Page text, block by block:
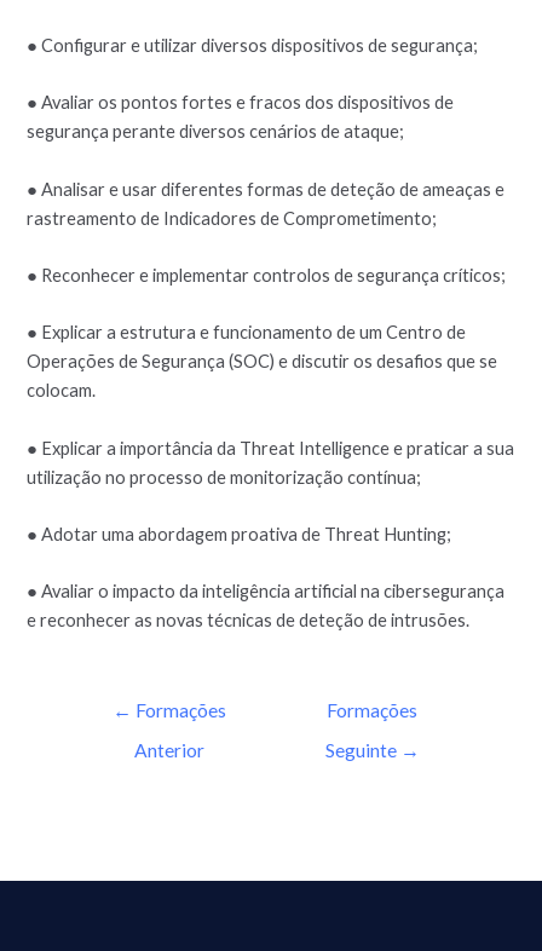
● Configurar e utilizar diversos dispositivos de segurança;
● Avaliar os pontos fortes e fracos dos dispositivos de
segurança perante diversos cenários de ataque;
● Analisar e usar diferentes formas de deteção de ameaças e
rastreamento de Indicadores de Comprometimento;
● Reconhecer e implementar controlos de segurança críticos;
● Explicar a estrutura e funcionamento de um Centro de
Operações de Segurança (SOC) e discutir os desafios que se
colocam.
● Explicar a importância da Threat Intelligence e praticar a sua
utilização no processo de monitorização contínua;
● Adotar uma abordagem proativa de Threat Hunting;
● Avaliar o impacto da inteligência artificial na cibersegurança
e reconhecer as novas técnicas de deteção de intrusões.
← Formações
Anterior
Formações
Seguinte →